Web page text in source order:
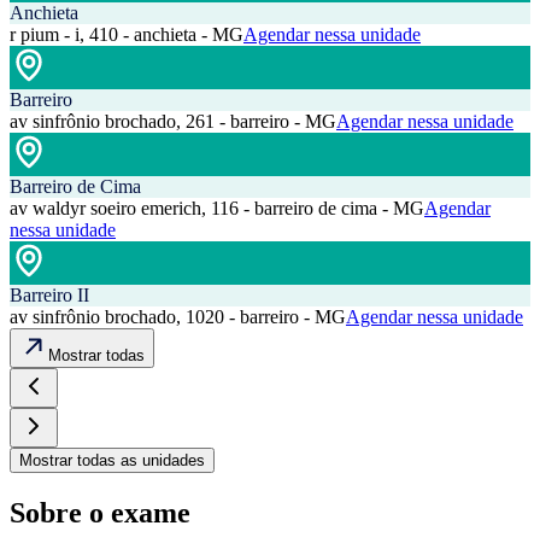
Anchieta
r pium - i, 410 - anchieta - MGAgendar nessa unidade
Barreiro
av sinfrônio brochado, 261 - barreiro - MGAgendar nessa unidade
Barreiro de Cima
av waldyr soeiro emerich, 116 - barreiro de cima - MGAgendar
nessa unidade
Barreiro II
av sinfrônio brochado, 1020 - barreiro - MGAgendar nessa unidade
Mostrar todas
Mostrar todas as unidades
Sobre o exame